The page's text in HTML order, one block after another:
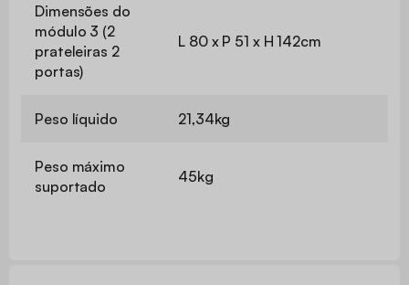
Dimensões do
módulo 3 (2
prateleiras 2
portas)
L 80 x P 51 x H 142cm
Peso líquido 21,34kg
Peso máximo
suportado
45kg